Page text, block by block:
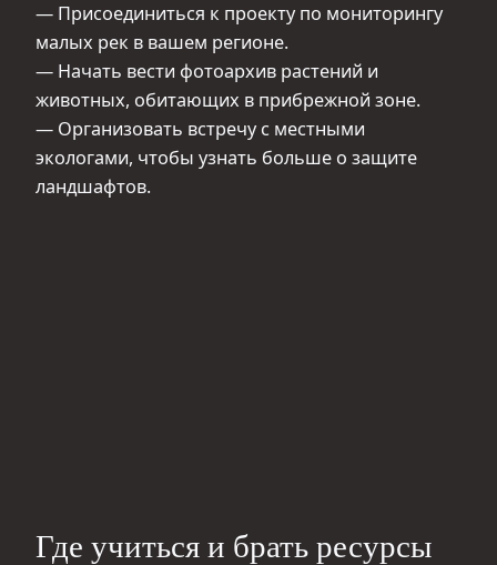
— Присоединиться к проекту по мониторингу
малых рек в вашем регионе.
— Начать вести фотоархив растений и
животных, обитающих в прибрежной зоне.
— Организовать встречу с местными
экологами, чтобы узнать больше о защите
ландшафтов.
Где учиться и брать ресурсы